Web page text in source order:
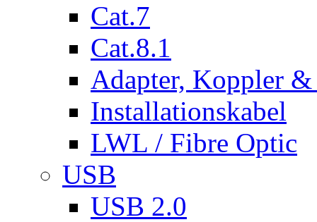
Cat.7
Cat.8.1
Adapter, Koppler &
Installationskabel
LWL / Fibre Optic
USB
USB 2.0